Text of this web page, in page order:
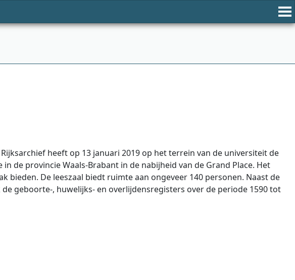
heeft op 13 januari 2019 op het terrein van de universiteit de
de provincie Waals-Brabant in de nabijheid van de Grand Place. Het
De leeszaal biedt ruimte aan ongeveer 140 personen. Naast de
geboorte-, huwelijks- en overlijdensregisters over de periode 1590 tot